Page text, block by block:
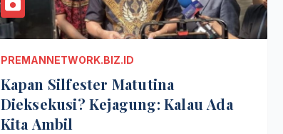
PREMANNETWORK.BIZ.ID
Kapan Silfester Matutina
Dieksekusi? Kejagung: Kalau Ada
Kita Ambil